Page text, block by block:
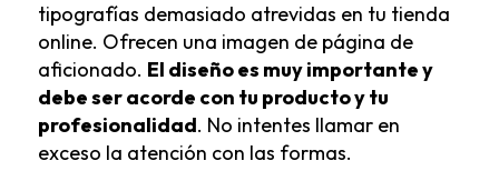
tipografías demasiado atrevidas en tu tienda
online. Ofrecen una imagen de página de
aficionado. El diseño es muy importante y
debe ser acorde con tu producto y tu
profesionalidad. No intentes llamar en
exceso la atención con las formas.